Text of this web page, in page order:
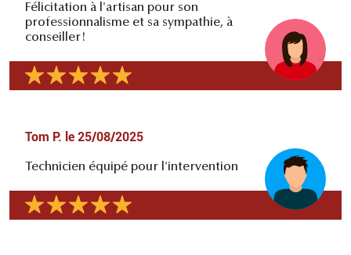
Félicitation à l'artisan pour son
professionnalisme et sa sympathie, à
conseiller!
Tom P. le 25/08/2025
Technicien équipé pour l'intervention